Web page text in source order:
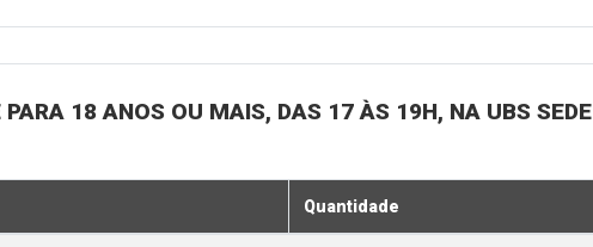
18 ANOS OU MAIS, DAS 17 ÀS 19H, NA UBS SEDE
Quantidade